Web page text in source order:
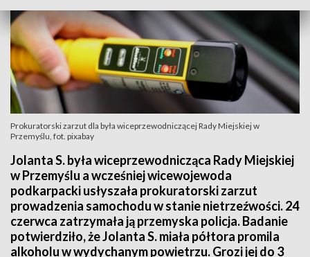
Prokuratorski zarzut dla była wiceprzewodniczącej Rady Miejskiej w
Przemyślu, fot. pixabay
Jolanta S. była wiceprzewodnicząca Rady Miejskiej
w Przemyślu a wcześniej wicewojewoda
podkarpacki usłyszała prokuratorski zarzut
prowadzenia samochodu w stanie nietrzeźwości. 24
czerwca zatrzymała ją przemyska policja. Badanie
potwierdziło, że Jolanta S. miała półtora promila
alkoholu w wydychanym powietrzu. Grozi jej do 3